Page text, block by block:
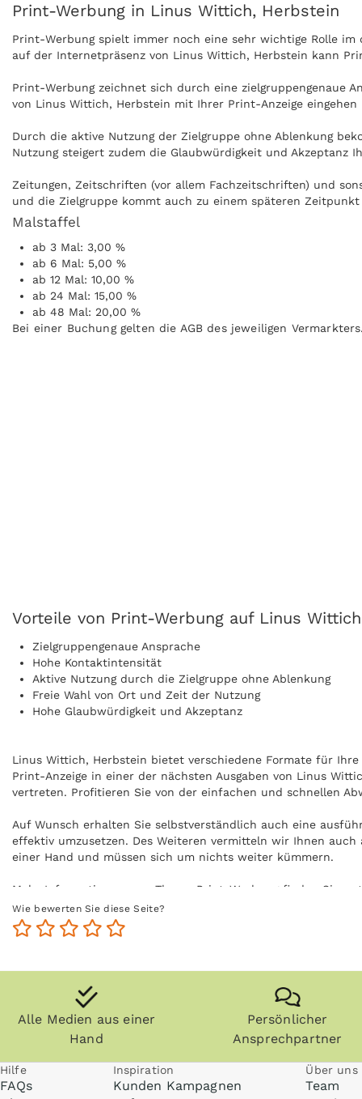
Print-Werbung in Linus Wittich, Herbstein
Print-Werbung spielt immer noch eine sehr wichtige Rolle
auf der Internetpräsenz von Linus Wittich, Herbstein kann
Print-Werbung zeichnet sich durch eine zielgruppengenaue
von Linus Wittich, Herbstein mit Ihrer Print-Anzeige eingehen
Durch die aktive Nutzung der Zielgruppe ohne Ablenkung
Nutzung steigert zudem die Glaubwürdigkeit und Akzeptanz
Zeitungen, Zeitschriften (vor allem Fachzeitschriften) und
und die Zielgruppe kommt auch zu einem späteren
kann ohne Internet praktisch überall gelesen werden, zum
Malstaffel
ab 3 Mal: 3,00 %
ab 6 Mal: 5,00 %
ab 12 Mal: 10,00 %
ab 24 Mal: 15,00 %
ab 48 Mal: 20,00 %
Bei einer Buchung gelten die AGB des jeweiligen
Vorteile von Print-Werbung auf Linus
Zielgruppengenaue Ansprache
Hohe Kontaktintensität
Aktive Nutzung durch die Zielgruppe ohne Ablenkung
Freie Wahl von Ort und Zeit der Nutzung
Hohe Glaubwürdigkeit und Akzeptanz
Linus Wittich, Herbstein bietet verschiedene Formate für
Print-Anzeige in einer der nächsten Ausgaben von Linus
vertreten. Profitieren Sie von der einfachen und schnellen
Auf Wunsch erhalten Sie selbstverständlich auch eine
effektiv umzusetzen. Des Weiteren vermitteln wir Ihnen
einer Hand und müssen sich um nichts weiter kümmern.
Mehr Informationen zum Thema Print-Werbung finden Sie
Wie bewerten Sie diese Seite?
Alle Medien aus einer
Hand
Persönlicher
Ansprechpartner
Hilfe
FAQs
Inspiration
Kunden Kampagnen
Über uns
Team